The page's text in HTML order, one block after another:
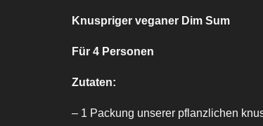
Knuspriger veganer Dim Sum
Für 4 Personen
Zutaten:
– 1 Packung unserer pflanzlichen